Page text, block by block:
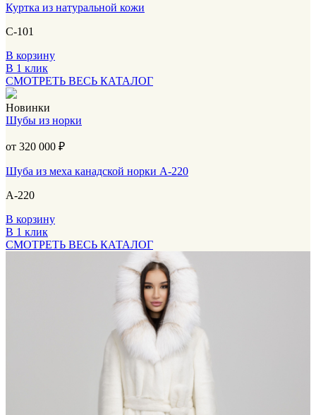
Куртка из натуральной кожи
С-101
В корзину
В 1 клик
СМОТРЕТЬ ВЕСЬ КАТАЛОГ
Новинки
Шубы из норки
от 320 000 ₽
Шуба из меха канадской норки А-220
А-220
В корзину
В 1 клик
СМОТРЕТЬ ВЕСЬ КАТАЛОГ